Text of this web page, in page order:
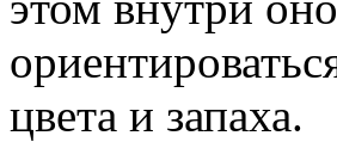
цвета и запаха.